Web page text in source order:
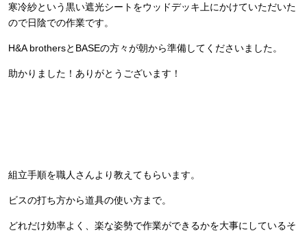
寒冷紗という黒い遮光シートをウッドデッキ上にかけていただいた
ので日陰での作業です。
H&A brothersとBASEの方々が朝から準備してくださいました。
助かりました！ありがとうございます！
組立手順を職人さんより教えてもらいます。
ビスの打ち方から道具の使い方まで。
どれだけ効率よく、楽な姿勢で作業ができるかを大事にしているそ